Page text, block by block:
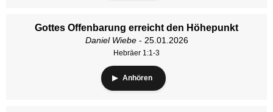
Gottes Offenbarung erreicht den Höhepunkt
Daniel Wiebe- 25.01.2026
Hebräer 1:1-3
Anhören